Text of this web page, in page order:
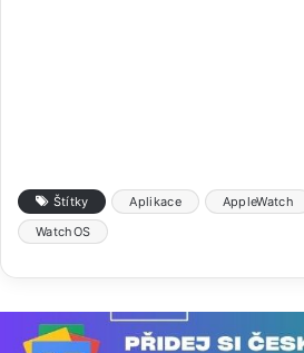
Štítky Aplikace AppleWatch
WatchOS